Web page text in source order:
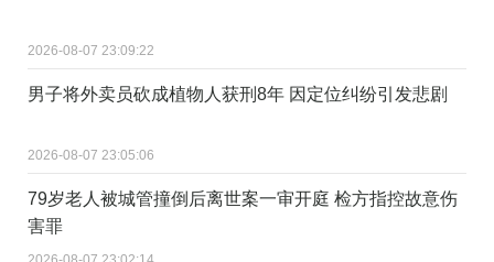
2026-08-07 23:09:22
男子将外卖员砍成植物人获刑8年 因定位纠纷引发悲剧
2026-08-07 23:05:06
79岁老人被城管撞倒后离世案一审开庭 检方指控故意伤
害罪